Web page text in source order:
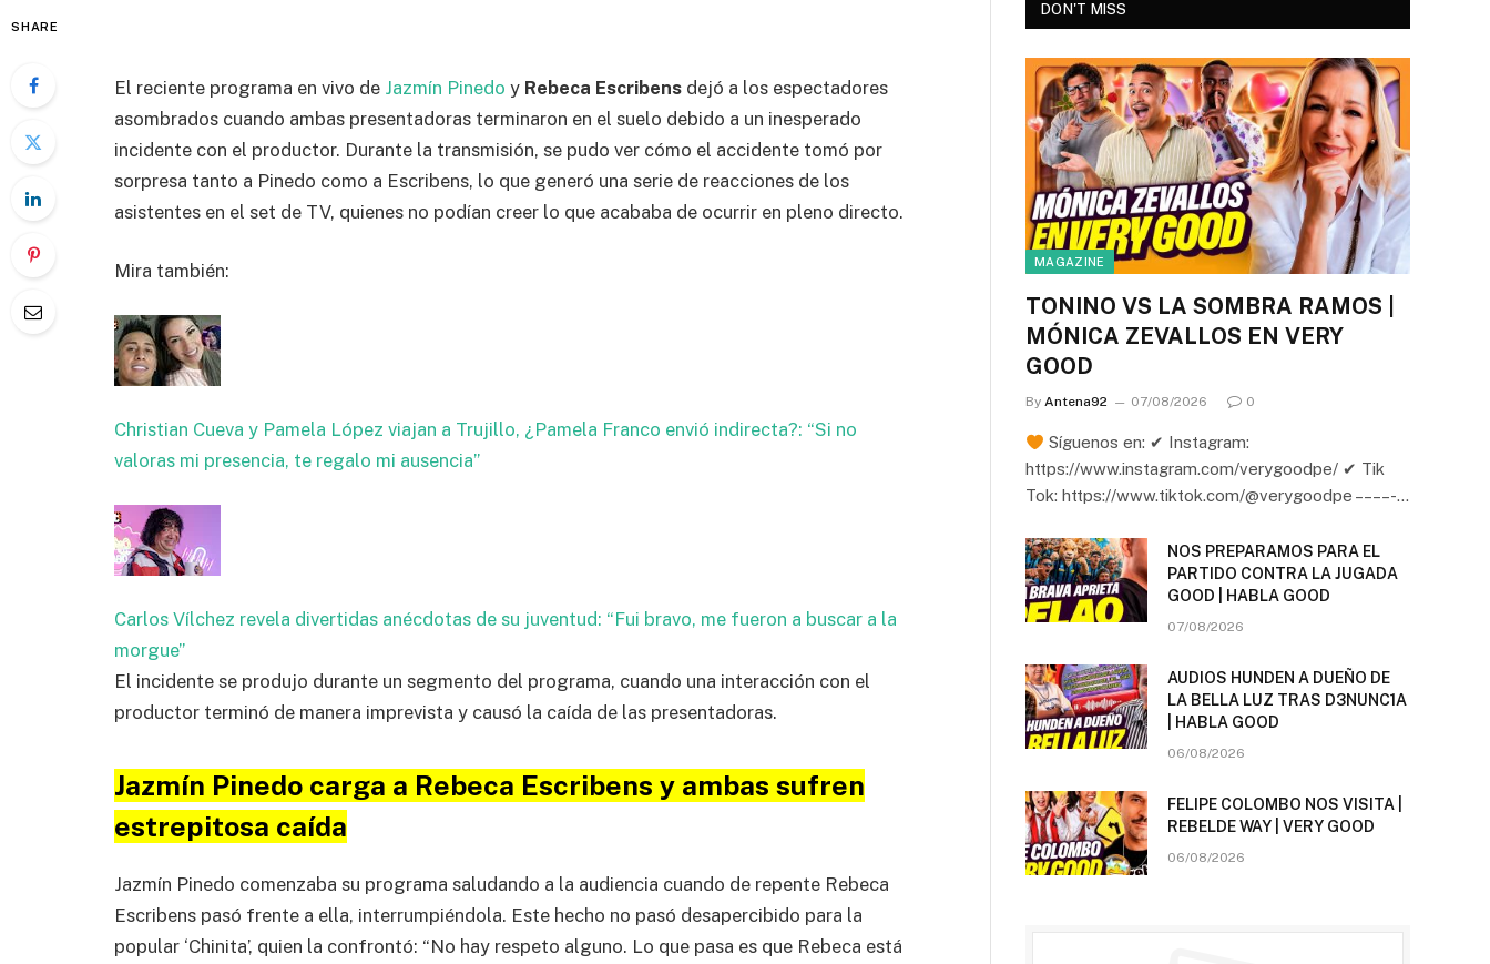
SHARE
El reciente programa en vivo de Jazmín Pinedo y Rebeca Escribens dejó a los espectadores
asombrados cuando ambas presentadoras terminaron en el suelo debido a un inesperado
incidente con el productor. Durante la transmisión, se pudo ver cómo el accidente tomó por
sorpresa tanto a Pinedo como a Escribens, lo que generó una serie de reacciones de los
asistentes en el set de TV, quienes no podían creer lo que acababa de ocurrir en pleno directo.
Mira también:
Christian Cueva y Pamela López viajan a Trujillo, ¿Pamela Franco envió indirecta?: “Si no
valoras mi presencia, te regalo mi ausencia”
Carlos Vílchez revela divertidas anécdotas de su juventud: “Fui bravo, me fueron a buscar a la
morgue”
El incidente se produjo durante un segmento del programa, cuando una interacción con el
productor terminó de manera imprevista y causó la caída de las presentadoras.
Jazmín Pinedo carga a Rebeca Escribens y ambas sufren
estrepitosa caída
Jazmín Pinedo comenzaba su programa saludando a la audiencia cuando de repente Rebeca
Escribens pasó frente a ella, interrumpiéndola. Este hecho no pasó desapercibido para la
popular ‘Chinita’, quien la confrontó: “No hay respeto alguno. Lo que pasa es que Rebeca está
DON'T MISS
MAGAZINE
TONINO VS LA SOMBRA RAMOS |
MÓNICA ZEVALLOS EN VERY
GOOD
By Antena92 07/08/2026 0
Síguenos en: ✔ Instagram:
https://www.instagram.com/verygoodpe/ ✔ Tik
Tok: https://www.tiktok.com/@verygoodpe – – – – -…
NOS PREPARAMOS PARA EL
PARTIDO CONTRA LA JUGADA
GOOD | HABLA GOOD
07/08/2026
AUDIOS HUNDEN A DUEÑO DE
LA BELLA LUZ TRAS D3NUNC1A
| HABLA GOOD
06/08/2026
FELIPE COLOMBO NOS VISITA |
REBELDE WAY | VERY GOOD
06/08/2026